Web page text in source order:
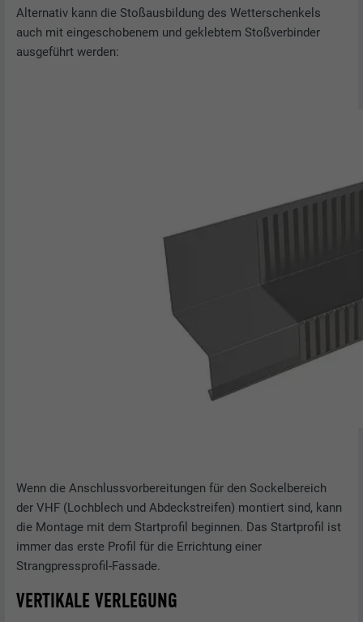
Alternativ kann die Stoßausbildung des Wetterschenkels
auch mit eingeschobenem und geklebtem Stoßverbinder
ausgeführt werden:
Wenn die Anschlussvorbereitungen für den Sockelbereich
der VHF (Lochblech und Abdeckstreifen) montiert sind, kann
die Montage mit dem Startprofil beginnen. Das Startprofil ist
immer das erste Profil für die Errichtung einer
Strangpressprofil-Fassade.
VERTIKALE VERLEGUNG